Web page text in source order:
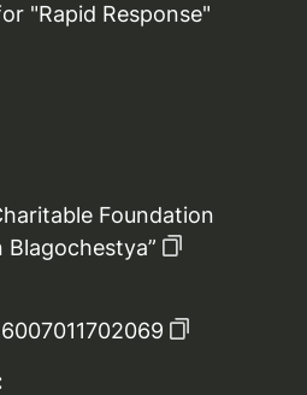
"Rapid Response"
Foundation
Blagochestya”